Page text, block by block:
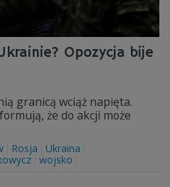
Opozycja bije
granicą wciąż napięta.
że do akcji może
Rosja
Ukraina
wojsko